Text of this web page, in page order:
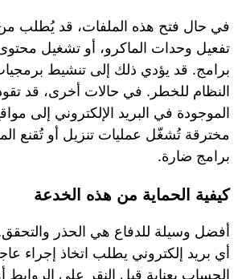
في حال فتح هذه الملفات، قد يُطلب
تفعيل وحدات الماكرو، أو تشغيل
برامج. قد يؤدي ذلك إلى تنشيط
النظام للخطر. في حالات أخرى، قد
الموجودة في البريد الإلكتروني إلى
مخترقة تُشغّل عمليات تنزيل أو تُقنع
برامج ضارة.
كيفية الحماية من هذه الخدعة
أفضل وسيلة للدفاع هي الحذر
أي بريد إلكتروني يطلب اتخاذ إجراء
الحساب بعناية قبل النقر على الروابط